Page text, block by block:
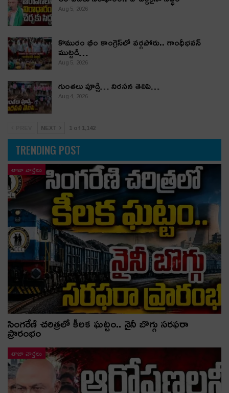
Aug 5, 2026
కొమురం భీం కాంగ్రెస్‌లో వర్గపోరు.. గాంధీభవన్
ముట్టడి…
Aug 5, 2026
గుంతలు పూడ్చి… నిరసన తెలిపి…
Aug 4, 2026
NEXT 1 of 1,142
TRENDING POST
తాజా వార్తలు
సింగరేణి చరిత్రలో కీలక ఘట్టం.. నైనీ బొగ్గు సరఫరా
ప్రారంభం
తాజా వార్తలు